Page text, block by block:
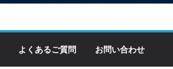
よくあるご質問 お問い合わせ